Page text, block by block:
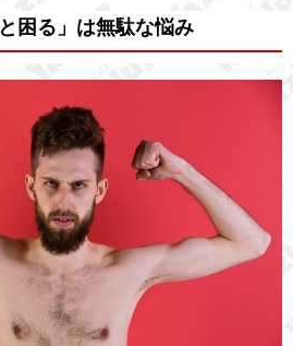
困る」は無駄な悩み